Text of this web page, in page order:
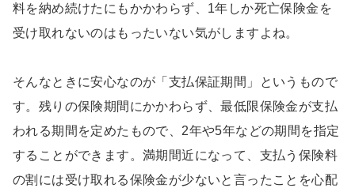
料を納め続けたにもかかわらず、1年しか死亡保険金を
受け取れないのはもったいない気がしますよね。
そんなときに安心なのが「支払保証期間」というもので
す。残りの保険期間にかかわらず、最低限保険金が支払
われる期間を定めたもので、2年や5年などの期間を指定
することができます。満期間近になって、支払う保険料
の割には受け取れる保険金が少ないと言ったことを心配